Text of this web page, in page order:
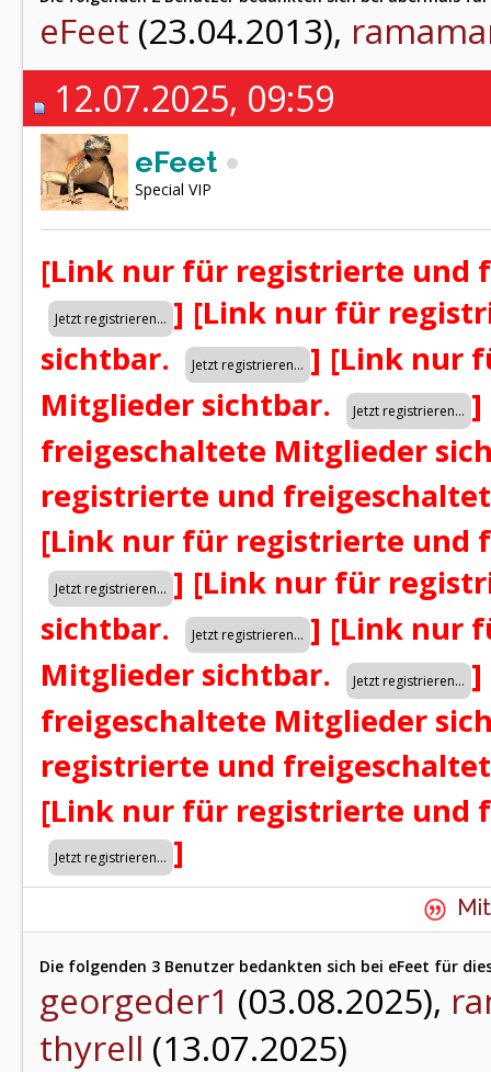
eFeet (23.04.2013),
12.07.2025, 09:59
eFeet
Special VIP
[Link nur für registrierte und
] [Link nur für
sichtbar.
] [Link nur
Mitglieder sichtbar.
]
freigeschaltete Mitglieder
registrierte und
[Link nur für registrierte und
] [Link nur für
sichtbar.
] [Link nur
Mitglieder sichtbar.
]
freigeschaltete Mitglieder
registrierte und
[Link nur für registrierte und
]
Die folgenden 3 Benutzer bedankten sich bei eFeet für
georgeder1 (03.08.2025),
thyrell (13.07.2025)